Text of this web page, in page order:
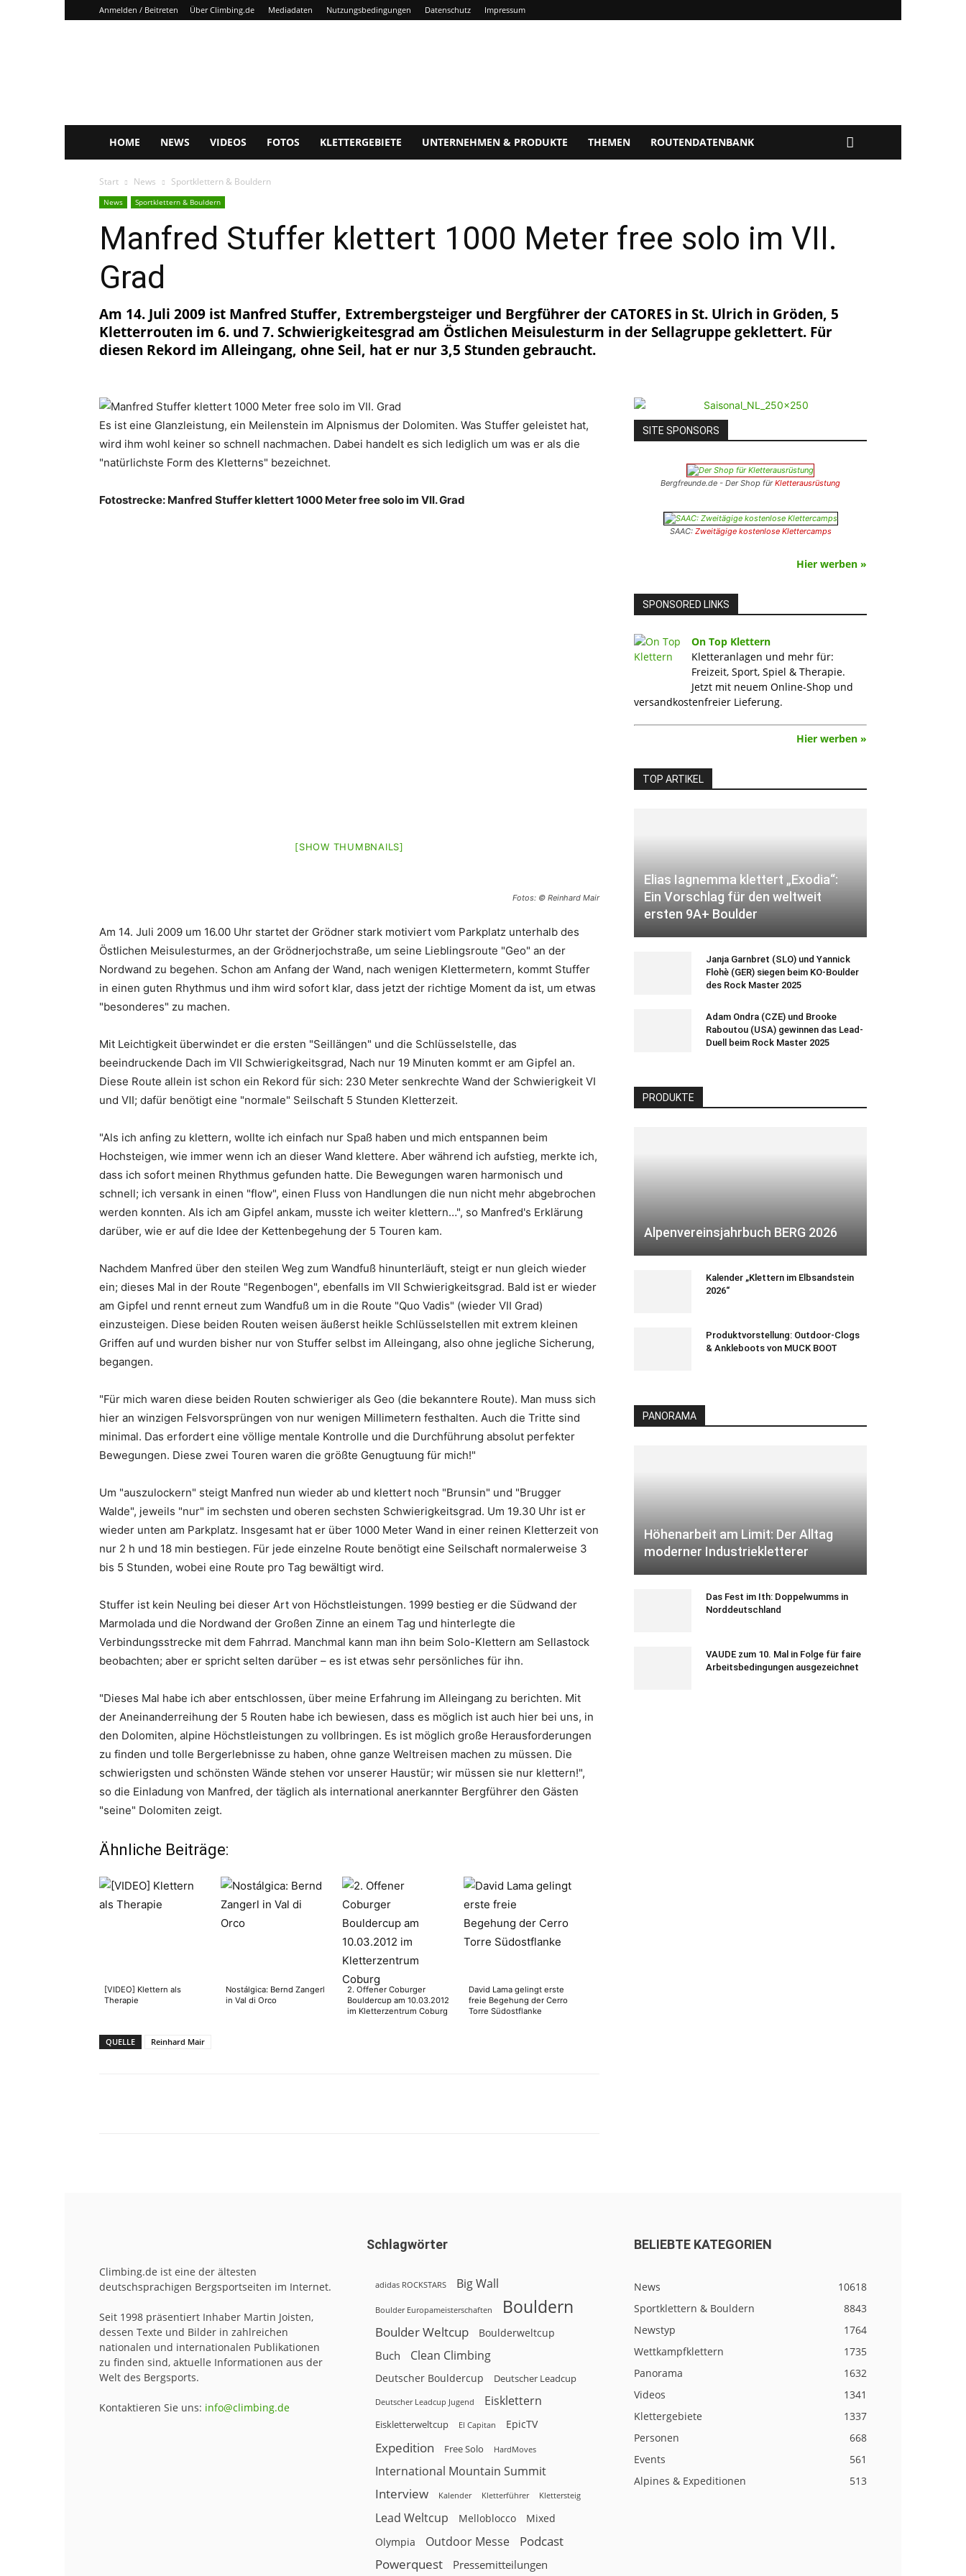
Anmelden / Beitreten Über Climbing.de Mediadaten Nutzungsbedingungen Datenschutz Impressum
HOME NEWS VIDEOS FOTOS KLETTERGEBIETE UNTERNEHMEN & PRODUKTE THEMEN ROUTENDATENBANK
Start News Sportklettern & Bouldern
News Sportklettern & Bouldern
Manfred Stuffer klettert 1000 Meter free solo im VII.
Grad
Am 14. Juli 2009 ist Manfred Stuffer, Extrembergsteiger und Bergführer der CATORES in St. Ulrich in Gröden, 5
Kletterrouten im 6. und 7. Schwierigkeitesgrad am Östlichen Meisulesturm in der Sellagruppe geklettert. Für
diesen Rekord im Alleingang, ohne Seil, hat er nur 3,5 Stunden gebraucht.
Es ist eine Glanzleistung, ein Meilenstein im Alpnismus der Dolomiten. Was Stuffer geleistet hat,
wird ihm wohl keiner so schnell nachmachen. Dabei handelt es sich lediglich um was er als die
"natürlichste Form des Kletterns" bezeichnet.
Fotostrecke: Manfred Stuffer klettert 1000 Meter free solo im VII. Grad
[SHOW THUMBNAILS]
Fotos: © Reinhard Mair
Am 14. Juli 2009 um 16.00 Uhr startet der Grödner stark motiviert vom Parkplatz unterhalb des
Östlichen Meisulesturmes, an der Grödnerjochstraße, um seine Lieblingsroute "Geo" an der
Nordwand zu begehen. Schon am Anfang der Wand, nach wenigen Klettermetern, kommt Stuffer
in einen guten Rhythmus und ihm wird sofort klar, dass jetzt der richtige Moment da ist, um etwas
"besonderes" zu machen.
Mit Leichtigkeit überwindet er die ersten "Seillängen" und die Schlüsselstelle, das
beeindruckende Dach im VII Schwierigkeitsgrad, Nach nur 19 Minuten kommt er am Gipfel an.
Diese Route allein ist schon ein Rekord für sich: 230 Meter senkrechte Wand der Schwierigkeit VI
und VII; dafür benötigt eine "normale" Seilschaft 5 Stunden Kletterzeit.
"Als ich anfing zu klettern, wollte ich einfach nur Spaß haben und mich entspannen beim
Hochsteigen, wie immer wenn ich an dieser Wand klettere. Aber während ich aufstieg, merkte ich,
dass ich sofort meinen Rhythmus gefunden hatte. Die Bewegungen waren harmonisch und
schnell; ich versank in einen "flow", einen Fluss von Handlungen die nun nicht mehr abgebrochen
werden konnten. Als ich am Gipfel ankam, musste ich weiter klettern…", so Manfred's Erklärung
darüber, wie er auf die Idee der Kettenbegehung der 5 Touren kam.
Nachdem Manfred über den steilen Weg zum Wandfuß hinunterläuft, steigt er nun gleich wieder
ein; dieses Mal in der Route "Regenbogen", ebenfalls im VII Schwierigkeitsgrad. Bald ist er wieder
am Gipfel und rennt erneut zum Wandfuß um in die Route "Quo Vadis" (wieder VII Grad)
einzusteigen. Diese beiden Routen weisen äußerst heikle Schlüsselstellen mit extrem kleinen
Griffen auf und wurden bisher nur von Stuffer selbst im Alleingang, also ohne jegliche Sicherung,
begangen.
"Für mich waren diese beiden Routen schwieriger als Geo (die bekanntere Route). Man muss sich
hier an winzigen Felsvorsprüngen von nur wenigen Millimetern festhalten. Auch die Tritte sind
minimal. Das erfordert eine völlige mentale Kontrolle und die Durchführung absolut perfekter
Bewegungen. Diese zwei Touren waren die größte Genugtuung für mich!"
Um "auszulockern" steigt Manfred nun wieder ab und klettert noch "Brunsin" und "Brugger
Walde", jeweils "nur" im sechsten und oberen sechsten Schwierigkeitsgrad. Um 19.30 Uhr ist er
wieder unten am Parkplatz. Insgesamt hat er über 1000 Meter Wand in einer reinen Kletterzeit von
nur 2 h und 18 min bestiegen. Für jede einzelne Route benötigt eine Seilschaft normalerweise 3
bis 5 Stunden, wobei eine Route pro Tag bewältigt wird.
Stuffer ist kein Neuling bei dieser Art von Höchstleistungen. 1999 bestieg er die Südwand der
Marmolada und die Nordwand der Großen Zinne an einem Tag und hinterlegte die
Verbindungsstrecke mit dem Fahrrad. Manchmal kann man ihn beim Solo-Klettern am Sellastock
beobachten; aber er spricht selten darüber – es ist etwas sehr persönliches für ihn.
"Dieses Mal habe ich aber entschlossen, über meine Erfahrung im Alleingang zu berichten. Mit
der Aneinanderreihung der 5 Routen habe ich bewiesen, dass es möglich ist auch hier bei uns, in
den Dolomiten, alpine Höchstleistungen zu vollbringen. Es ist möglich große Herausforderungen
zu finden und tolle Bergerlebnisse zu haben, ohne ganze Weltreisen machen zu müssen. Die
schwierigsten und schönsten Wände stehen vor unserer Haustür; wir müssen sie nur klettern!",
so die Einladung von Manfred, der täglich als international anerkannter Bergführer den Gästen
"seine" Dolomiten zeigt.
Ähnliche Beiträge:
[VIDEO] Klettern als
Therapie
Nostálgica: Bernd Zangerl
in Val di Orco
2. Offener Coburger
Bouldercup am 10.03.2012
im Kletterzentrum Coburg
David Lama gelingt erste
freie Begehung der Cerro
Torre Südostflanke
QUELLE Reinhard Mair
SITE SPONSORS
Bergfreunde.de - Der Shop fürKletterausrüstung
SAAC: Zweitägige kostenlose Klettercamps
Hier werben »
SPONSORED LINKS
On Top Klettern
Kletteranlagen und mehr für:
Freizeit, Sport, Spiel & Therapie.
Jetzt mit neuem Online-Shop und
versandkostenfreier Lieferung.
Hier werben »
TOP ARTIKEL
Elias Iagnemma klettert „Exodia“:
Ein Vorschlag für den weltweit
ersten 9A+ Boulder
Janja Garnbret (SLO) und Yannick
Flohè (GER) siegen beim KO-Boulder
des Rock Master 2025
Adam Ondra (CZE) und Brooke
Raboutou (USA) gewinnen das Lead-
Duell beim Rock Master 2025
PRODUKTE
Alpenvereinsjahrbuch BERG 2026
Kalender „Klettern im Elbsandstein
2026“
Produktvorstellung: Outdoor-Clogs
& Ankleboots von MUCK BOOT
PANORAMA
Höhenarbeit am Limit: Der Alltag
moderner Industriekletterer
Das Fest im Ith: Doppelwumms in
Norddeutschland
VAUDE zum 10. Mal in Folge für faire
Arbeitsbedingungen ausgezeichnet
Climbing.de ist eine der ältesten
deutschsprachigen Bergsportseiten im Internet.
Seit 1998 präsentiert Inhaber Martin Joisten,
dessen Texte und Bilder in zahlreichen
nationalen und internationalen Publikationen
zu finden sind, aktuelle Informationen aus der
Welt des Bergsports.
Kontaktieren Sie uns: info@climbing.de
Schlagwörter
adidas ROCKSTARS Big Wall
Boulder Europameisterschaften Bouldern
Boulder Weltcup Boulderweltcup
Buch Clean Climbing
Deutscher Bouldercup Deutscher Leadcup
Deutscher Leadcup Jugend Eisklettern
Eiskletterweltcup El Capitan EpicTV
Expedition Free Solo HardMoves
International Mountain Summit
Interview Kalender Kletterführer Klettersteig
Lead Weltcup Melloblocco Mixed
Olympia Outdoor Messe
Podcast
Powerquest
Pressemitteilungen
BELIEBTE KATEGORIEN
News
10618
Sportklettern & Bouldern
8843
Newstyp
1764
Wettkampfklettern
1735
Panorama
1632
Videos
1341
Klettergebiete
1337
Personen
668
Events
561
Alpines & Expeditionen
513